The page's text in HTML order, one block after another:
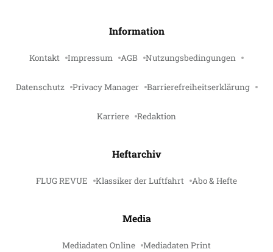
Information
Kontakt Impressum AGB Nutzungsbedingungen
Datenschutz Privacy Manager Barrierefreiheitserklärung
Karriere Redaktion
Heftarchiv
FLUG REVUE Klassiker der Luftfahrt Abo & Hefte
Media
Mediadaten Online Mediadaten Print